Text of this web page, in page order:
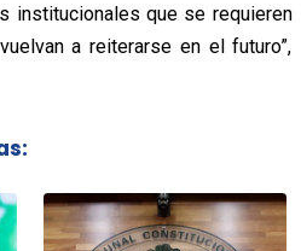
institucionales que se requieren
a reiterarse en el futuro”,